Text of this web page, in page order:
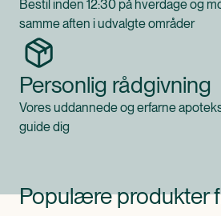
Bestil inden 12:30 på hverdage og
samme aften i udvalgte områder
Personlig rådgivning
Vores uddannede og erfarne
guide dig
Populære produkter